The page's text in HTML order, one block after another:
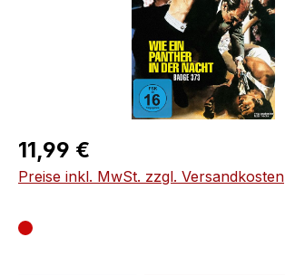
Regulärer Preis:
11,99 €
Preise inkl. MwSt. zzgl. Versandkosten